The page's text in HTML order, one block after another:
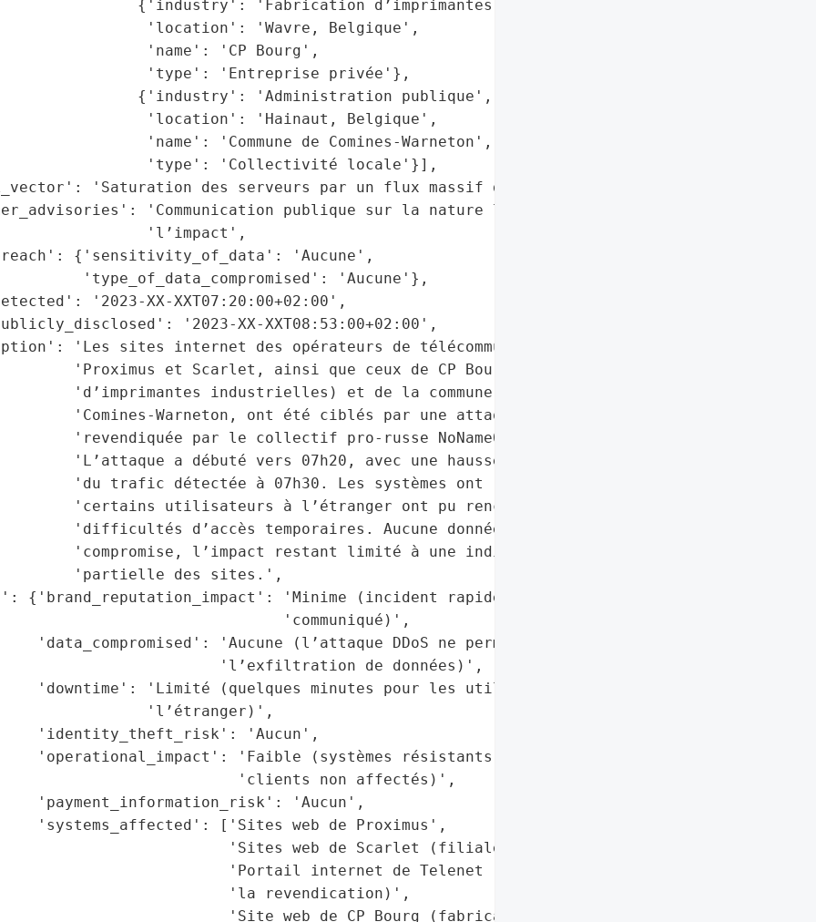
{'industry': 'Fabrication d’imprimantes industrielles',
'location': 'Wavre, Belgique',
'name': 'CP Bourg',
'type': 'Entreprise privée'},
{'industry': 'Administration publique',
'location': 'Hainaut, Belgique',
'name': 'Commune de Comines-Warneton',
'type': 'Collectivité locale'}],
'Saturation des serveurs par un flux massif de requêtes',
'Communication publique sur la nature limitée de '
'l’impact',
{'sensitivity_of_data': 'Aucune',
'type_of_data_compromised': 'Aucune'},
'2023-XX-XXT07:20:00+02:00',
'2023-XX-XXT08:53:00+02:00',
'Les sites internet des opérateurs de télécommunication '
'Proximus et Scarlet, ainsi que ceux de CP Bourg (fabricant '
'd’imprimantes industrielles) et de la commune de '
'Comines-Warneton, ont été ciblés par une attaque DDoS '
'revendiquée par le collectif pro-russe NoName057(16). '
'L’attaque a débuté vers 07h20, avec une hausse significative '
'du trafic détectée à 07h30. Les systèmes ont résisté, mais '
'certains utilisateurs à l’étranger ont pu rencontrer des '
'difficultés d’accès temporaires. Aucune donnée n’a été '
'compromise, l’impact restant limité à une indisponibilité '
'partielle des sites.',
{'brand_reputation_impact': 'Minime (incident rapidement contenu et '
'communiqué)',
'data_compromised': 'Aucune (l’attaque DDoS ne permet pas '
'l’exfiltration de données)',
'downtime': 'Limité (quelques minutes pour les utilisateurs à '
'l’étranger)',
'identity_theft_risk': 'Aucun',
'operational_impact': 'Faible (systèmes résistants, services '
'clients non affectés)',
'payment_information_risk': 'Aucun',
'systems_affected': ['Sites web de Proximus',
'Sites web de Scarlet (filiale de Proximus)',
'Portail internet de Telenet (mentionné dans '
'la revendication)',
'Site web de CP Bourg (fabricant '